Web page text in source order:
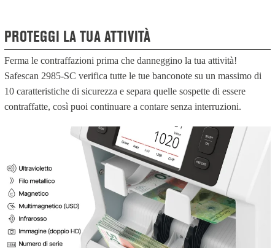
PROTEGGI LA TUA ATTIVITÀ
Ferma le contraffazioni prima che danneggino la tua attività!
Safescan 2985-SC verifica tutte le tue banconote su un massimo di
10 caratteristiche di sicurezza e separa quelle sospette di essere
contraffatte, così puoi continuare a contare senza interruzioni.